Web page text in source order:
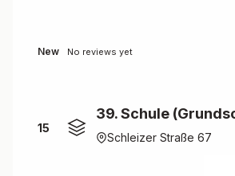
New No reviews yet
15
39. Schule
Schleizer Straße 67